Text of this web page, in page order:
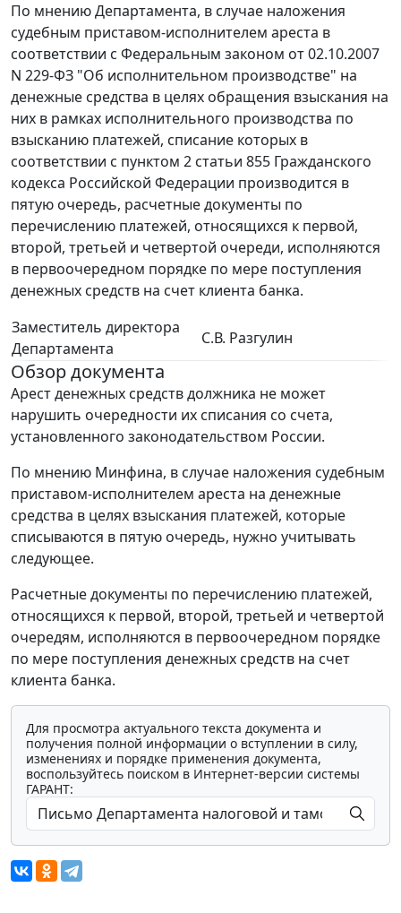
По мнению Департамента, в случае наложения
судебным приставом-исполнителем ареста в
соответствии с Федеральным законом от 02.10.2007
N 229-ФЗ "Об исполнительном производстве" на
денежные средства в целях обращения взыскания на
них в рамках исполнительного производства по
взысканию платежей, списание которых в
соответствии с пунктом 2 статьи 855 Гражданского
кодекса Российской Федерации производится в
пятую очередь, расчетные документы по
перечислению платежей, относящихся к первой,
второй, третьей и четвертой очереди, исполняются
в первоочередном порядке по мере поступления
денежных средств на счет клиента банка.
Заместитель директора
Департамента
С.В. Разгулин
Обзор документа
Арест денежных средств должника не может
нарушить очередности их списания со счета,
установленного законодательством России.
По мнению Минфина, в случае наложения судебным
приставом-исполнителем ареста на денежные
средства в целях взыскания платежей, которые
списываются в пятую очередь, нужно учитывать
следующее.
Расчетные документы по перечислению платежей,
относящихся к первой, второй, третьей и четвертой
очередям, исполняются в первоочередном порядке
по мере поступления денежных средств на счет
клиента банка.
Для просмотра актуального текста документа и
получения полной информации о вступлении в силу,
изменениях и порядке применения документа,
воспользуйтесь поиском в Интернет-версии системы
ГАРАНТ: